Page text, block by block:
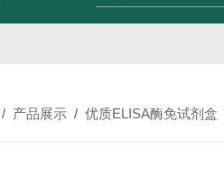
/ 产品展示 /优质ELISA酶免试剂盒